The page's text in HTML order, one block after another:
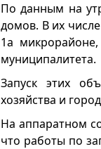
По данным на
домов. В их
1а
муниципалитета.
Запуск этих
хозяйства и
На аппаратном
что работы по